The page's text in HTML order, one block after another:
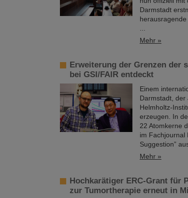
Darmstadt
Mehr »
Erweiterung der Grenzen der
bei GSI/FAIR entdeckt
Einem
Darmstadt, der
Helmholtz-
erzeugen. In
22 Atomkerne
im Fachjournal
Suggestion”
Mehr »
Hochkarätiger ERC-Grant für
zur Tumortherapie erneut in